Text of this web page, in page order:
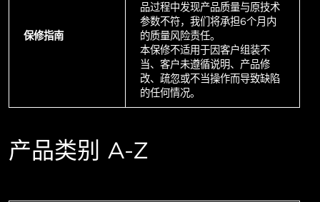
保修指南
品过程中发现产品质量与原技术
参数不符，我们将承担6个月内
的质量风险责任。
本保修不适用于因客户组装不
当、客户未遵循说明、产品修
改、疏忽或不当操作而导致缺陷
的任何情况。
产品类别 A-Z